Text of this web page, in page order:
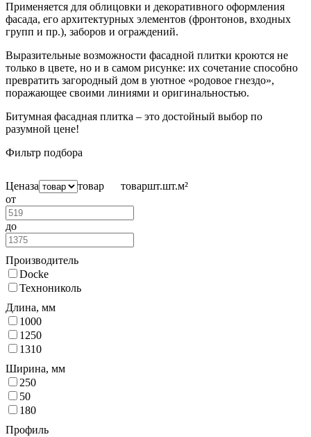
Применяется для облицовки и декоративного оформления
фасада, его архитектурных элементов (фронтонов, входных
групп и пр.), заборов и ограждений.
Выразительные возможности фасадной плитки кроются не
только в цвете, но и в самом рисунке: их сочетание способно
превратить загородный дом в уютное «родовое гнездо»,
поражающее своими линиями и оригинальностью.
Битумная фасадная плитка – это достойный выбор по
разумной цене!
Фильтр подбора
Ценаза товар товаршт.шт.м²
от
до
Производитель
Docke
Технониколь
Длина, мм
1000
1250
1310
Ширина, мм
250
50
180
Профиль